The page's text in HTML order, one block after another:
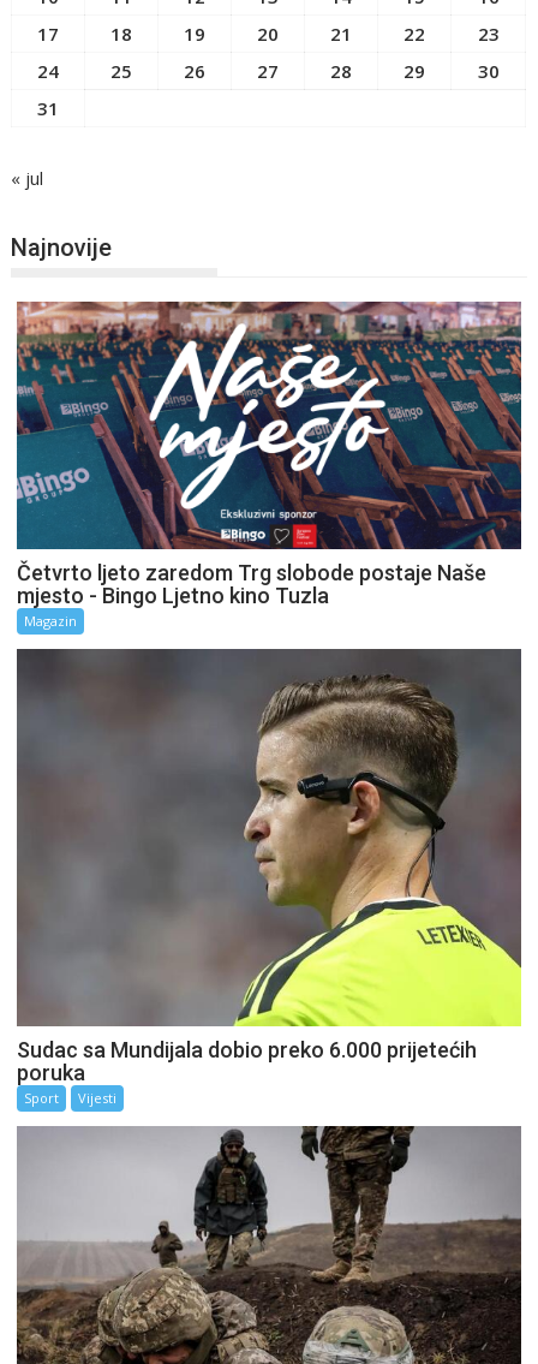
17
18 19 20 21 22
23
24
25 26 27 28 29
30
31
« jul
Najnovije
Četvrto ljeto zaredom Trg slobode postaje Naše
mjesto - Bingo Ljetno kino Tuzla
Magazin
Sudac sa Mundijala dobio preko 6.000 prijetećih
poruka
Sport Vijesti